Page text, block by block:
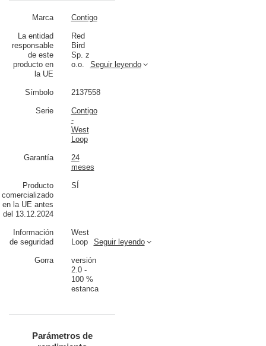
Taza Contigo West Loop - 100% a prueba
¿Qué debe tener una taza térmica para ser calificada de perfecta? Un
quieres usar tu taza en muchos sitios. En el coche, en el metro o en la
Marca Contigo
La entidad
responsable
de este
producto en
la UE
Red
Bird
Sp. z
o.o.
Seguir leyendo
Símbolo 2137558
Serie
Contigo
-
West
Loop
Garantía
24
meses
Producto
comercializado
en la UE antes
del 13.12.2024
SÍ
Información
de seguridad
West
Loop
Seguir leyendo
Gorra
versión
2.0 -
100 %
estanca
Parámetros de